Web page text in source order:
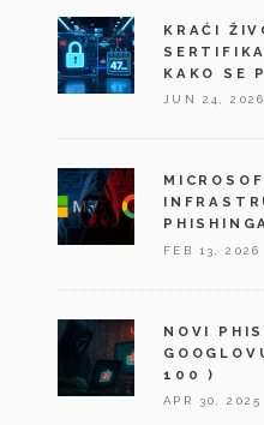
KRAĆI
KAKO SE
JUN 24, 2026
FEB 13, 2026
NOVI
100 )
APR 30, 2025